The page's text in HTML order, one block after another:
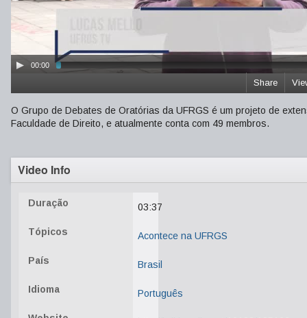
00:00
Share
O Grupo de Debates de Oratórias da UFRGS é um projeto de
Faculdade de Direito, e atualmente conta com 49 membros.
Video Info
Duração 03:37
Tópicos Acontece na UFRGS
País Brasil
Idioma Português